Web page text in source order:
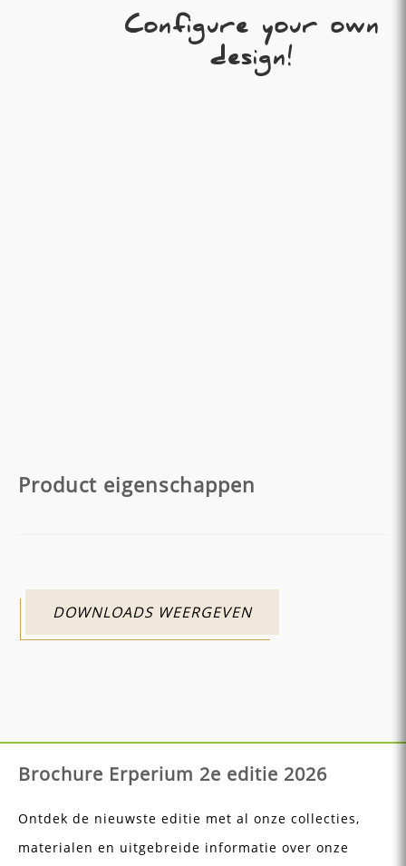
Configure your own
design!
Product eigenschappen
DOWNLOADS WEERGEVEN
Brochure Erperium 2e editie 2026
Ontdek de nieuwste editie met al onze collecties,
materialen en uitgebreide informatie over onze